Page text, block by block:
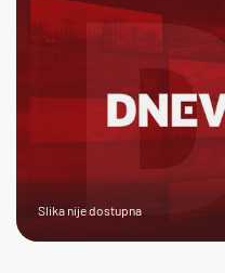
Slika nije dostupna